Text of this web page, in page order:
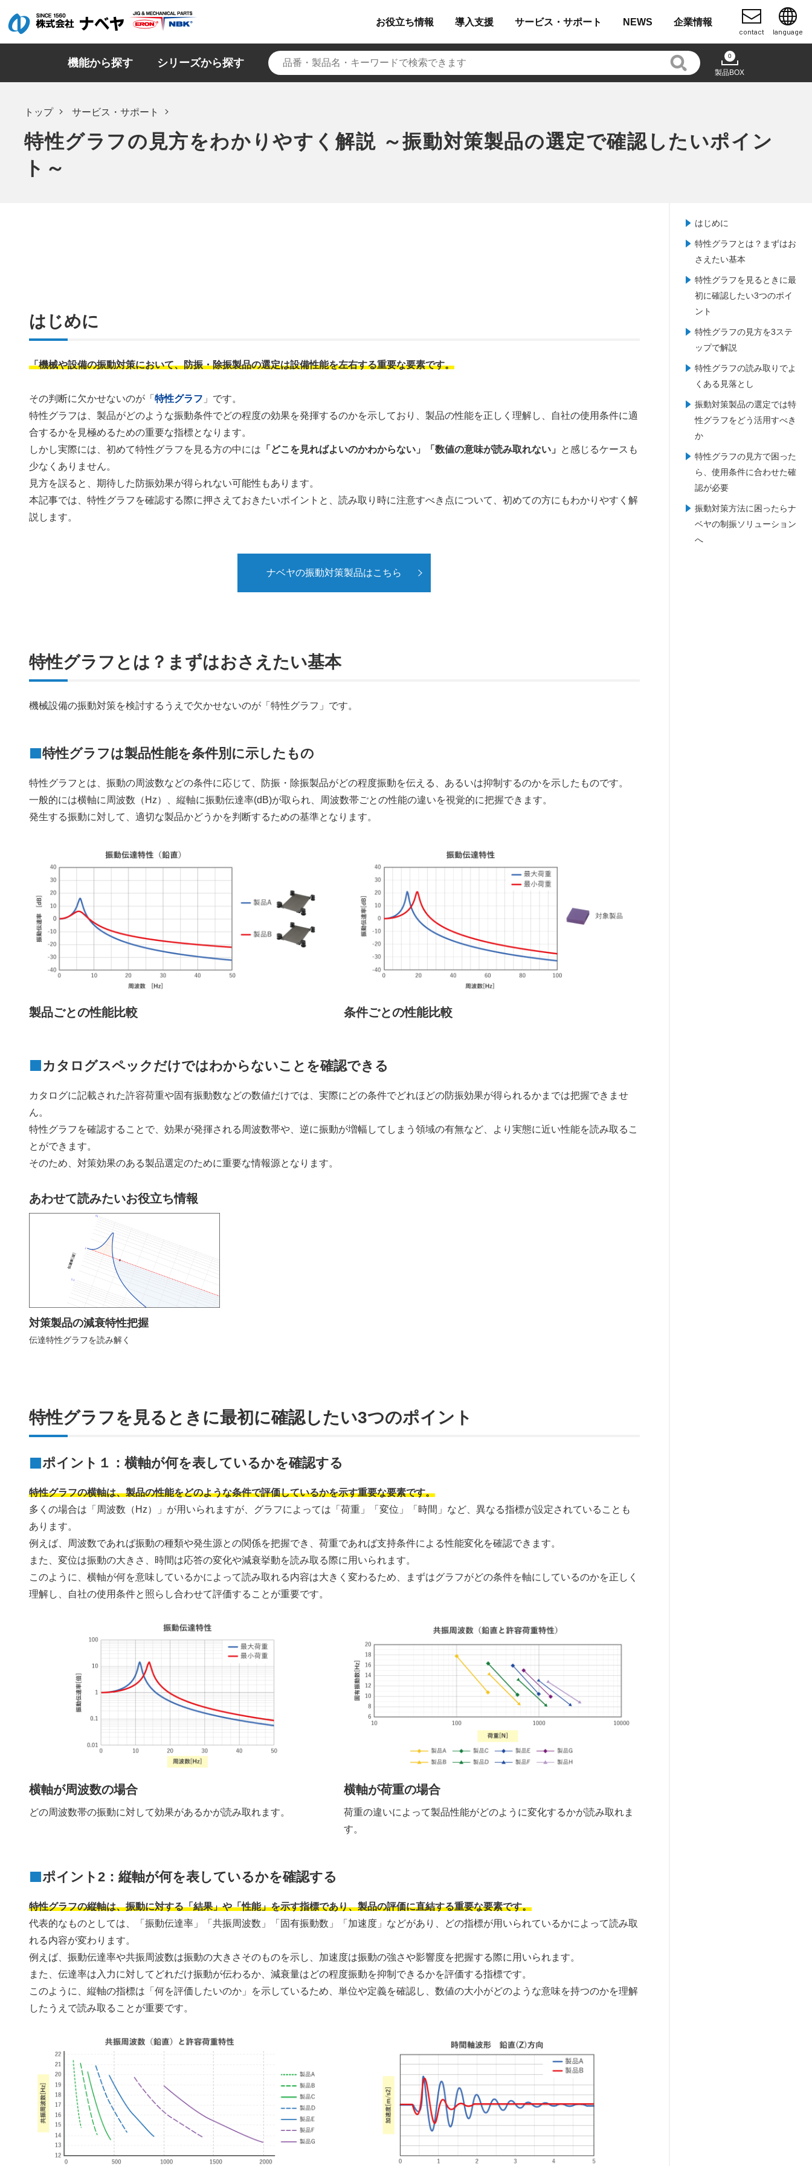
お役立ち情報 導入支援 サービス・ サポート NEWS 企業情報
contact language
機能から探す シリーズから探す
0
製品BOX
トップ サービス・サポート
特性グラフの見方をわかりやすく解説 ～振動対策製品の選定で確認したいポイン
ト～
はじめに
特性グラフとは？まずはお
さえたい基本
特性グラフを見るときに最
初に確認したい3つのポイ
ント
特性グラフの見方を3ステ
ップで解説
特性グラフの読み取りでよ
くある見落とし
振動対策製品の選定では特
性グラフをどう活用すべき
か
特性グラフの見方で困った
ら、使用条件に合わせた確
認が必要
振動対策方法に困ったらナ
ベヤの制振ソリューション
へ
はじめに
「機械や設備の振動対策において、防振・除振製品の選定は設備性能を左右する重要な要素です。
その判断に欠かせないのが「特性グラフ 」です。
特性グラフは、製品がどのような振動条件でどの程度の効果を発揮するのかを示しており、製品の性能を正しく理解し、自社の使用条件に適
合するかを見極めるための重要な指標となります。
しかし実際には、初めて特性グラフを見る方の中には 「どこを見ればよいのかわからない」「数値の意味が読み取れない」
と感じるケースも
少なくありません。
見方を誤ると、期待した防振効果が得られない可能性もあります。
本記事では、特性グラフを確認する際に押さえておきたいポイントと、読み取り時に注意すべき点について、初めての方にもわかりやすく解
説します。
ナベヤの振動対策製品はこちら
特性グラフとは？まずはおさえたい基本
機械設備の振動対策を検討するうえで欠かせないのが「特性グラフ」です。
特性グラフは製品性能を条件別に示したもの
特性グラフとは、振動の周波数などの条件に応じて、防振・除振製品がどの程度振動を伝える、あるいは抑制するのかを示したものです。
一般的には横軸に周波数（Hz）、縦軸に振動伝達率(dB)が取られ、周波数帯ごとの性能の違いを視覚的に把握できます。
発生する振動に対して、適切な製品かどうかを判断するための基準となります。
製品ごとの性能比較 条件ごとの性能比較
カタログスペックだけではわからないことを確認できる
カタログに記載された許容荷重や固有振動数などの数値だけでは、実際にどの条件でどれほどの防振効果が得られるかまでは把握できませ
ん。
特性グラフを確認することで、効果が発揮される周波数帯や、逆に振動が増幅してしまう領域の有無など、より実態に近い性能を読み取るこ
とができます。
そのため、対策効果のある製品選定のために重要な情報源となります。
あわせて読みたいお役立ち情報
対策製品の減衰特性把握
伝達特性グラフを読み解く
特性グラフを見るときに最初に確認したい3つのポイント
ポイント１：横軸が何を表しているかを確認する
特性グラフの横軸は、製品の性能をどのような条件で評価しているかを示す重要な要素です。
多くの場合は「周波数（Hz）」が用いられますが、グラフによっては「荷重」「変位」「時間」など、異なる指標が設定されていることも
あります。
例えば、周波数であれば振動の種類や発生源との関係を把握でき、荷重であれば支持条件による性能変化を確認できます。
また、変位は振動の大きさ、時間は応答の変化や減衰挙動を読み取る際に用いられます。
このように、横軸が何を意味しているかによって読み取れる内容は大きく変わるため、まずはグラフがどの条件を軸にしているのかを正しく
理解し、自社の使用条件と照らし合わせて評価することが重要です。
横軸が周波数の場合
どの周波数帯の振動に対して効果があるかが読み取れます。
横軸が荷重の場合
荷重の違いによって製品性能がどのように変化するかが読み取れま
す。
ポイント2：縦軸が何を表しているかを確認する
特性グラフの縦軸は、振動に対する「結果」や「性能」を示す指標であり、製品の評価に直結する重要な要素です。
代表的なものとしては、「振動伝達率」「共振周波数」「固有振動数」「加速度」などがあり、どの指標が用いられているかによって読み取
れる内容が変わります。
例えば、振動伝達率や共振周波数は振動の大きさそのものを示し、加速度は振動の強さや影響度を把握する際に用いられます。
また、伝達率は入力に対してどれだけ振動が伝わるか、減衰量はどの程度振動を抑制できるかを評価する指標です。
このように、縦軸の指標は「何を評価したいのか」を示しているため、単位や定義を確認し、数値の大小がどのような意味を持つのかを理解
したうえで読み取ることが重要です。